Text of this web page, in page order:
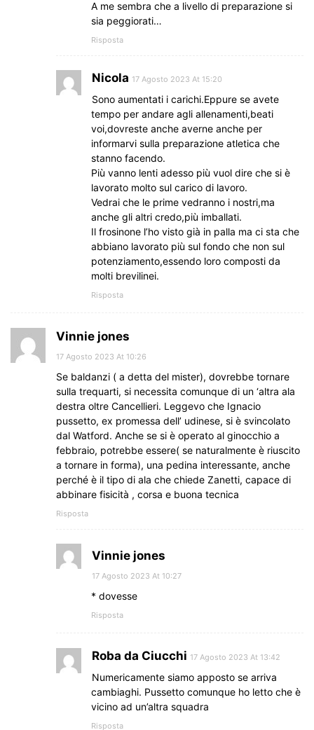
A me sembra che a livello di preparazione si
sia peggiorati…
Risposta
Nicola 17 Agosto 2023 At 15:20
Sono aumentati i carichi.Eppure se avete
tempo per andare agli allenamenti,beati
voi,dovreste anche averne anche per
informarvi sulla preparazione atletica che
stanno facendo.
Più vanno lenti adesso più vuol dire che si è
lavorato molto sul carico di lavoro.
Vedrai che le prime vedranno i nostri,ma
anche gli altri credo,più imballati.
Il frosinone l’ho visto già in palla ma ci sta che
abbiano lavorato più sul fondo che non sul
potenziamento,essendo loro composti da
molti brevilinei.
Risposta
Vinnie jones
17 Agosto 2023 At 10:26
Se baldanzi ( a detta del mister), dovrebbe tornare
sulla trequarti, si necessita comunque di un ‘altra ala
destra oltre Cancellieri. Leggevo che Ignacio
pussetto, ex promessa dell’ udinese, si è svincolato
dal Watford. Anche se si è operato al ginocchio a
febbraio, potrebbe essere( se naturalmente è riuscito
a tornare in forma), una pedina interessante, anche
perché è il tipo di ala che chiede Zanetti, capace di
abbinare fisicità , corsa e buona tecnica
Risposta
Vinnie jones
17 Agosto 2023 At 10:27
* dovesse
Risposta
Roba da Ciucchi 17 Agosto 2023 At 13:42
Numericamente siamo apposto se arriva
cambiaghi. Pussetto comunque ho letto che è
vicino ad un’altra squadra
Risposta